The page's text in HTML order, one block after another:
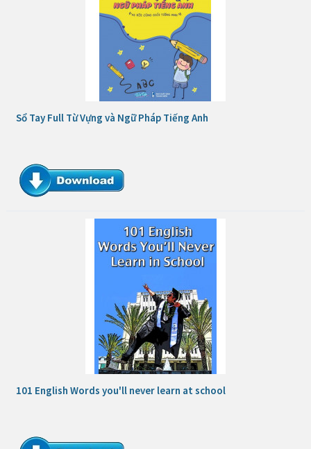
Sổ Tay Full Từ Vựng và Ngữ Pháp Tiếng Anh
101 English Words you'll never learn at school